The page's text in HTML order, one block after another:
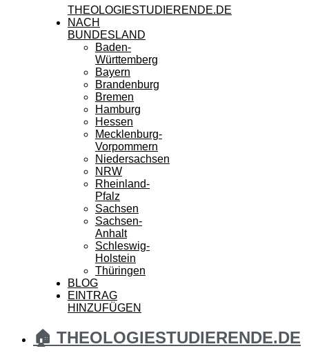
THEOLOGIESTUDIERENDE.DE
NACH
BUNDESLAND
Baden-
Württemberg
Bayern
Brandenburg
Bremen
Hamburg
Hessen
Mecklenburg-
Vorpommern
Niedersachsen
NRW
Rheinland-
Pfalz
Sachsen
Sachsen-
Anhalt
Schleswig-
Holstein
Thüringen
BLOG
EINTRAG
HINZUFÜGEN
🏠 THEOLOGIESTUDIERENDE.DE